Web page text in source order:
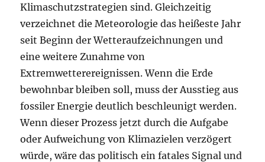
Klimaschutzstrategien sind. Gleichzeitig
verzeichnet die Meteorologie das heißeste Jahr
seit Beginn der Wetteraufzeichnungen und
eine weitere Zunahme von
Extremwetterereignissen. Wenn die Erde
bewohnbar bleiben soll, muss der Ausstieg aus
fossiler Energie deutlich beschleunigt werden.
Wenn dieser Prozess jetzt durch die Aufgabe
oder Aufweichung von Klimazielen verzögert
würde, wäre das politisch ein fatales Signal und